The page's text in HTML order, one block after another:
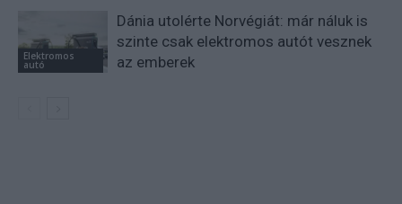
Elektromos
autó
Dánia utolérte Norvégiát: már náluk is
szinte csak elektromos autót vesznek
az emberek